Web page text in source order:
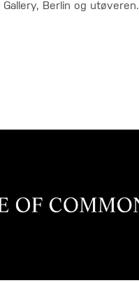
Gallery, Berlin og utøveren.